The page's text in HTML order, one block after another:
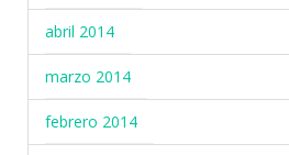
abril 2014
marzo 2014
febrero 2014